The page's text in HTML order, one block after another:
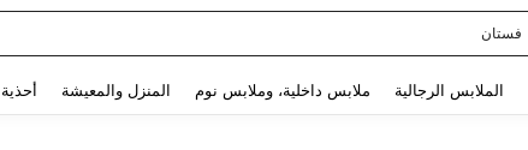
فستان
الملابس الرجالية ملابس داخلية، وملابس نوم المنزل والمعيشة أحذية